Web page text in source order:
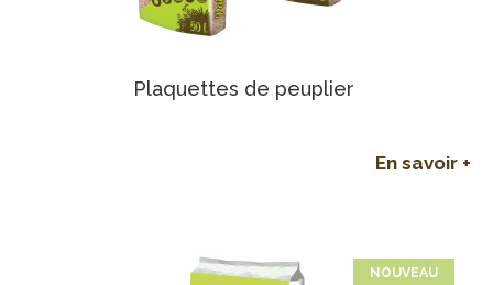
Plaquettes de peuplier
En savoir +
NOUVEAU